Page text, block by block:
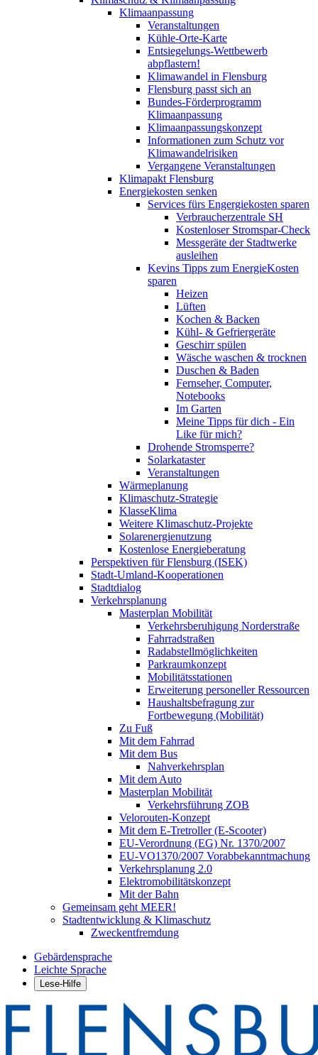
Klimaanpassung
Veranstaltungen
Kühle-Orte-Karte
Entsiegelungs-Wettbewerb
abpflastern!
Klimawandel in Flensburg
Flensburg passt sich an
Bundes-Förderprogramm
Klimaanpassung
Klimaanpassungskonzept
Informationen zum Schutz vor
Klimawandelrisiken
Vergangene Veranstaltungen
Klimapakt Flensburg
Energiekosten senken
Services fürs Engergiekosten sparen
Verbraucherzentrale SH
Kostenloser Stromspar-Check
Messgeräte der Stadtwerke
ausleihen
Kevins Tipps zum EnergieKosten
sparen
Heizen
Lüften
Kochen & Backen
Kühl- & Gefriergeräte
Geschirr spülen
Wäsche waschen & trocknen
Duschen & Baden
Fernseher, Computer,
Notebooks
Im Garten
Meine Tipps für dich - Ein
Like für mich?
Drohende Stromsperre?
Solarkataster
Veranstaltungen
Wärmeplanung
Klimaschutz-Strategie
KlasseKlima
Weitere Klimaschutz-Projekte
Solarenergienutzung
Kostenlose Energieberatung
Perspektiven für Flensburg (ISEK)
Stadt-Umland-Kooperationen
Stadtdialog
Verkehrsplanung
Masterplan Mobilität
Verkehrsberuhigung Norderstraße
Fahrradstraßen
Radabstellmöglichkeiten
Parkraumkonzept
Mobilitätsstationen
Erweiterung personeller Ressourcen
Haushaltsbefragung zur
Fortbewegung (Mobilität)
Zu Fuß
Mit dem Fahrrad
Mit dem Bus
Nahverkehrsplan
Mit dem Auto
Masterplan Mobilität
Verkehrsführung ZOB
Velorouten-Konzept
Mit dem E-Tretroller (E-Scooter)
EU-Verordnung (EG) Nr. 1370/2007
EU-VO1370/2007 Vorabbekanntmachung
Verkehrsplanung 2.0
Elektromobilitätskonzept
Mit der Bahn
Gemeinsam geht MEER!
Stadtentwicklung & Klimaschutz
Zweckentfremdung
Gebärdensprache
Leichte Sprache
Lese-Hilfe